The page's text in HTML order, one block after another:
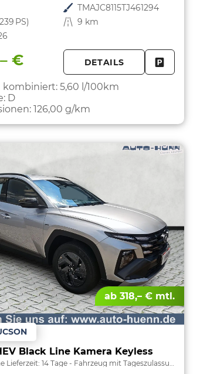
Außenfarbe TMAJC8115TJ461294
PS) Kilometerstand 9 km
€ DETAILS
kombiniert: 5,60 l/100km
D
126,00 g/km
ab 318,– € mtl.
Black Line Kamera Keyless
Lieferzeit: 14 Tage Fahrzeug mit Tageszulassung